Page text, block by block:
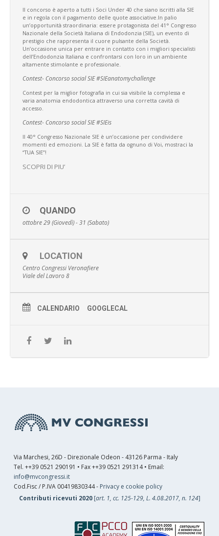
Il concorso è aperto a tutti i Soci Under 40 che siano iscritti alla SIE
e in regola con il pagamento delle quote associative.In palio
un’opportunità straordinaria: essere protagonista del 41° Congresso
Nazionale della Società Italiana di Endodonzia (SIE), un evento di
prestigio che rappresenta il cuore pulsante della Società.
Un’occasione unica per entrare in contatto con i migliori specialisti
dell’Endodonzia Italiana e confrontarsi con loro in un ambiente
altamente stimolante e professionale.
Contest- Concorso social SIE #SIEanatomychallenge
Contest per la miglior fotografia in cui sia visibile la complessa e
varia anatomia endodontica attraverso una corretta cavità di
accesso.
Contest- Concorso social SIE #SIEis
Il 40° Congresso Nazionale SIE è un’occasione per condividere
momenti ed emozioni. La SIE è fatta da ognuno di Voi, mostraci la
“TUA SIE”!
SCOPRI DI PIU’
QUANDO
ottobre 29 (Giovedì) - 31 (Sabato)
LOCATION
Centro Congressi Veronafiere
Viale del Lavoro 8
CALENDARIO GOOGLECAL
Via Marchesi, 26D - Direzionale Odeon - 43126 Parma - Italy
Tel. ++39 0521 290191 • Fax ++39 0521 291314 • Email:
info@mvcongressi.it
Cod.Fisc / P.IVA 00419830344 - Privacy e cookie policy
Contributi ricevuti 2020[art. 1, cc. 125-129, L. 4.08.2017, n. 124]